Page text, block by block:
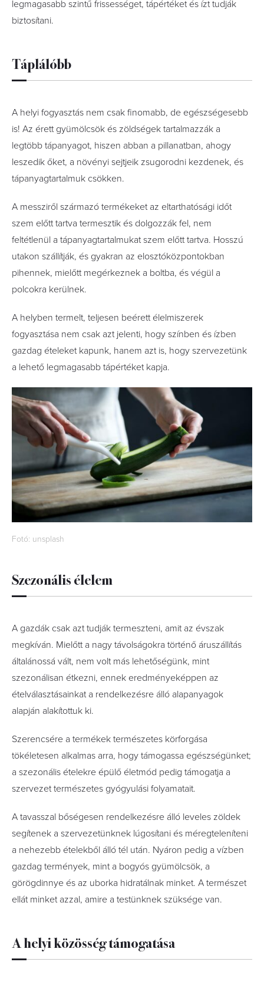
legmagasabb szintű frissességet, tápértéket és ízt tudják
biztosítani.
Táplálóbb
A helyi fogyasztás nem csak finomabb, de egészségesebb
is! Az érett gyümölcsök és zöldségek tartalmazzák a
legtöbb tápanyagot, hiszen abban a pillanatban, ahogy
leszedik őket, a növényi sejtjeik zsugorodni kezdenek, és
tápanyagtartalmuk csökken.
A messziről származó termékeket az eltarthatósági időt
szem előtt tartva termesztik és dolgozzák fel, nem
feltétlenül a tápanyagtartalmukat szem előtt tartva. Hosszú
utakon szállítják, és gyakran az elosztóközpontokban
pihennek, mielőtt megérkeznek a boltba, és végül a
polcokra kerülnek.
A helyben termelt, teljesen beérett élelmiszerek
fogyasztása nem csak azt jelenti, hogy színben és ízben
gazdag ételeket kapunk, hanem azt is, hogy szervezetünk
a lehető legmagasabb tápértéket kapja.
Fotó: unsplash
Szezonális élelem
A gazdák csak azt tudják termeszteni, amit az évszak
megkíván. Mielőtt a nagy távolságokra történő áruszállítás
általánossá vált, nem volt más lehetőségünk, mint
szezonálisan étkezni, ennek eredményeképpen az
ételválasztásainkat a rendelkezésre álló alapanyagok
alapján alakítottuk ki.
Szerencsére a termékek természetes körforgása
tökéletesen alkalmas arra, hogy támogassa egészségünket;
a szezonális ételekre épülő életmód pedig támogatja a
szervezet természetes gyógyulási folyamatait.
A tavasszal bőségesen rendelkezésre álló leveles zöldek
segítenek a szervezetünknek lúgosítani és méregteleníteni
a nehezebb ételekből álló tél után. Nyáron pedig a vízben
gazdag termények, mint a bogyós gyümölcsök, a
görögdinnye és az uborka hidratálnak minket. A természet
ellát minket azzal, amire a testünknek szüksége van.
A helyi közösség támogatása